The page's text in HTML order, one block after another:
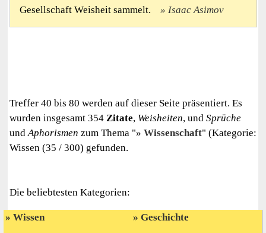
Gesellschaft Weisheit sammelt.
Isaac Asimov
Treffer 40 bis 80 werden auf dieser Seite präsentiert. Es
wurden insgesamt 354Zitate, Weisheiten, undSprüche
undAphorismen zum Thema " Wissenschaft" (Kategorie:
Wissen (35 / 300) gefunden.
Die beliebtesten Kategorien:
Wissen Geschichte